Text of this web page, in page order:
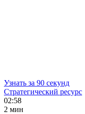
Узнать за 90 секунд
Стратегический ресурс
02:58
2 мин